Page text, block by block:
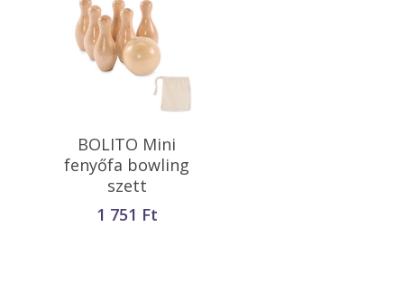
Kosárba
Teszem
BOLITO Mini
fenyőfa bowling
szett
1 751 Ft